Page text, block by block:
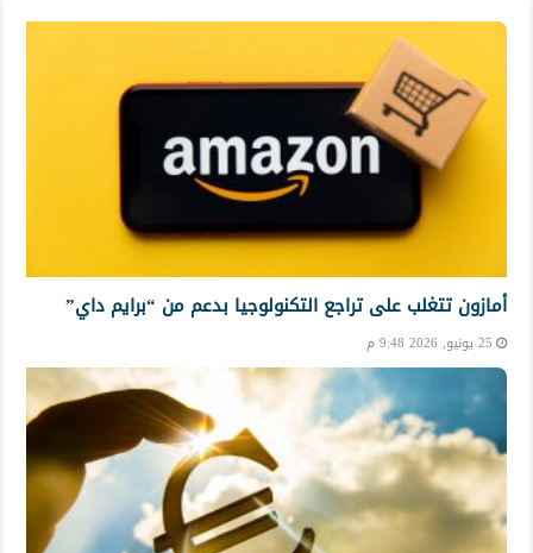
أمازون تتغلب على تراجع التكنولوجيا بدعم من “برايم داي”
25 يونيو, 2026 9:48 م